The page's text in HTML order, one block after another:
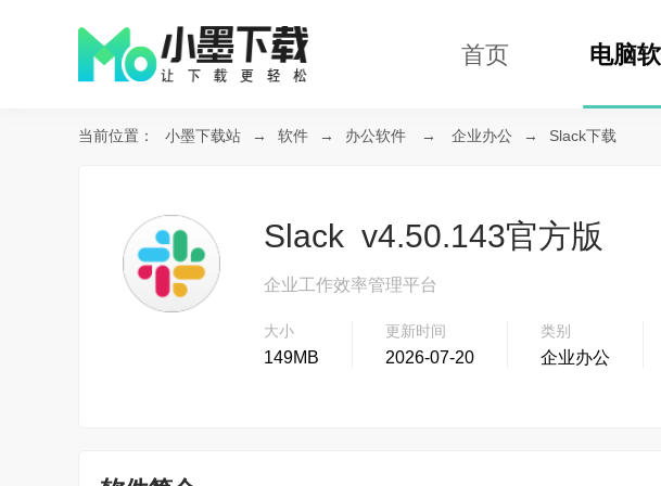
首页 电脑
当前位置： 小墨下载站 → 软件 → 办公软件 → 企业办公 → Slack下载
Slack v4.50.143官方版
企业工作效率管理平台
大小
149MB
更新时间
2026-07-20
类别
企业办公